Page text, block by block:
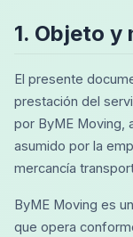
1. Objeto
El presente
prestación del
por ByME Moving,
asumido por la
mercancía
ByME Moving es
que opera